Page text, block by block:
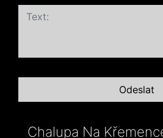
Chalupa Na